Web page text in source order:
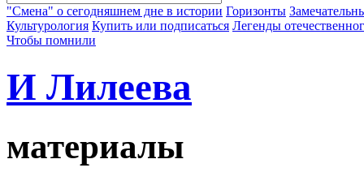
"Смена" о сегодняшнем дне в истории Горизонты
Культурология Купить или подписаться Легенды
Чтобы помнили
И Лилеева
материалы